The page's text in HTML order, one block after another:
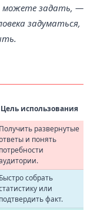
можете задать, —
задуматься,
Цель использования
Получить развернутые
и понять
потребности
Быстро собрать
или
подтвердить факт.